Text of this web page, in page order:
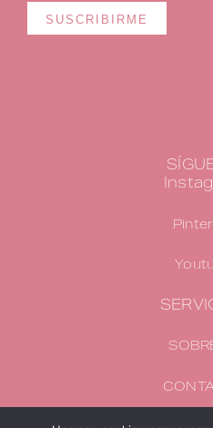
SUSCRIBIRME